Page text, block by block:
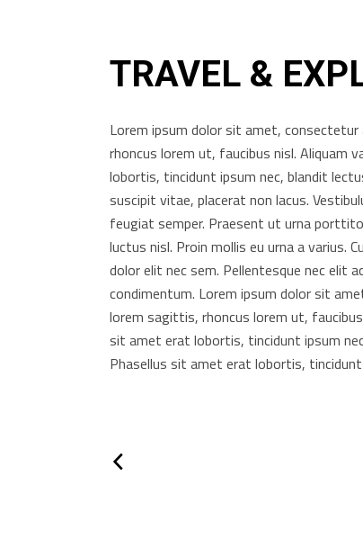
TRAVEL &
Lorem ipsum dolor sit amet,
rhoncus lorem ut, faucibus nisl. Aliquam
lobortis, tincidunt ipsum nec, blandit
suscipit vitae, placerat non lacus.
feugiat semper. Praesent ut urna
luctus nisl. Proin mollis eu urna a varius.
dolor elit nec sem. Pellentesque nec elit
condimentum. Lorem ipsum dolor sit
lorem sagittis, rhoncus lorem ut,
sit amet erat lobortis, tincidunt ipsum
Phasellus sit amet erat lobortis,